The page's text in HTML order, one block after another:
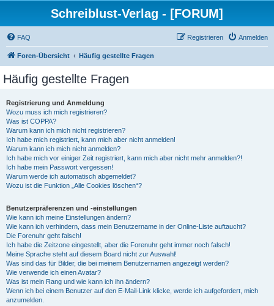
Schreiblust-Verlag - [FORUM]
FAQ Anmelden
Registrieren
Foren-Übersicht Häufig gestellte Fragen
Häufig gestellte Fragen
Registrierung und Anmeldung
Wozu muss ich mich registrieren?
Was ist COPPA?
Warum kann ich mich nicht registrieren?
Ich habe mich registriert, kann mich aber nicht anmelden!
Warum kann ich mich nicht anmelden?
Ich habe mich vor einiger Zeit registriert, kann mich aber nicht mehr anmelden?!
Ich habe mein Passwort vergessen!
Warum werde ich automatisch abgemeldet?
Wozu ist die Funktion „Alle Cookies löschen“?
Benutzerpräferenzen und -einstellungen
Wie kann ich meine Einstellungen ändern?
Wie kann ich verhindern, dass mein Benutzername in der Online-Liste auftaucht?
Die Forenuhr geht falsch!
Ich habe die Zeitzone eingestellt, aber die Forenuhr geht immer noch falsch!
Meine Sprache steht auf diesem Board nicht zur Auswahl!
Was sind das für Bilder, die bei meinem Benutzernamen angezeigt werden?
Wie verwende ich einen Avatar?
Was ist mein Rang und wie kann ich ihn ändern?
Wenn ich bei einem Benutzer auf den E-Mail-Link klicke, werde ich aufgefordert, mich
anzumelden.